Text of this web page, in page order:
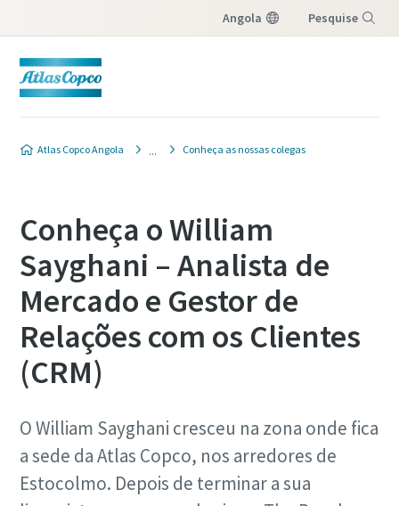
Angola Pesquise
Atlas Copco Angola Conheça as nossas colegas
Conheça o William
Sayghani – Analista de
Mercado e Gestor de
Relações com os Clientes
(CRM)
O William Sayghani cresceu na zona onde fica
a sede da Atlas Copco, nos arredores de
Estocolmo. Depois de terminar a sua